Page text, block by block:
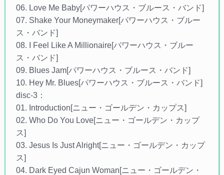
06. Love Me Baby[パワーハウス・ブルース・バンド]
07. Shake Your Moneymaker[パワーハウス・ブルー
ス・バンド]
08. I Feel Like A Millionaire[パワーハウス・ブルー
ス・バンド]
09. Blues Jam[パワーハウス・ブルース・バンド]
10. Hey Mr. Blues[パワーハウス・ブルース・バンド]
disc-3：
01. Introduction[ニュー・ゴールデン・カップス]
02. Who Do You Love[ニュー・ゴールデン・カップ
ス]
03. Jesus Is Just Alright[ニュー・ゴールデン・カップ
ス]
04. Dark Eyed Cajun Woman[ニュー・ゴールデン・